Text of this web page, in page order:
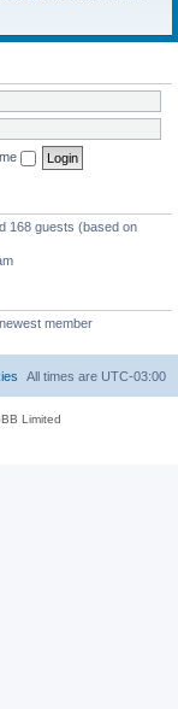
168 guests (based on
member
All times are UTC-03:00
Limited